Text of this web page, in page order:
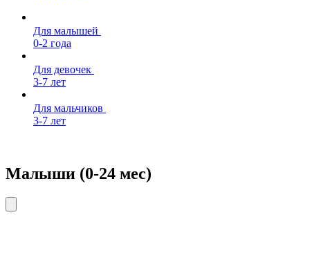
Для малышей
0-2 года
Для девочек
3-7 лет
Для мальчиков
3-7 лет
Малыши (0-24 мес)